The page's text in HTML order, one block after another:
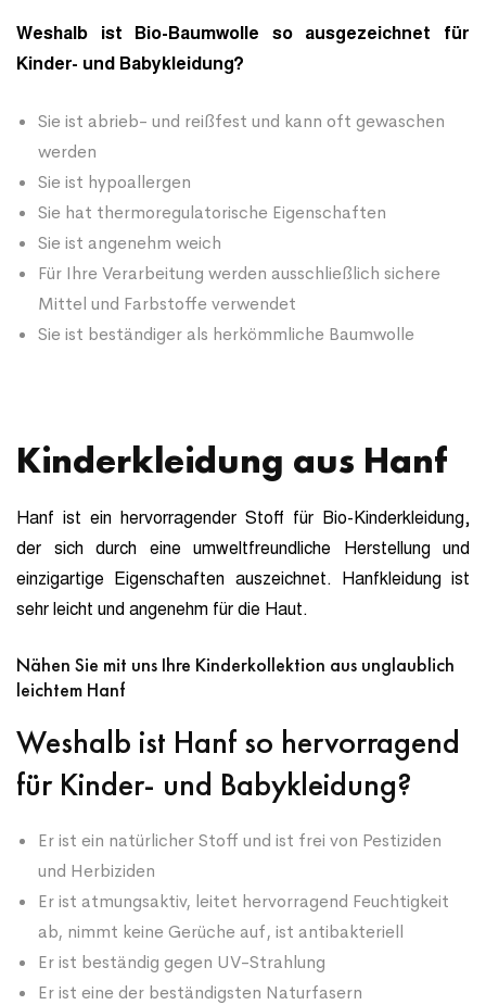
Weshalb ist Bio-Baumwolle so ausgezeichnet für
Kinder- und Babykleidung?
Sie ist abrieb- und reißfest und kann oft gewaschen
werden
Sie ist hypoallergen
Sie hat thermoregulatorische Eigenschaften
Sie ist angenehm weich
Für Ihre Verarbeitung werden ausschließlich sichere
Mittel und Farbstoffe verwendet
Sie ist beständiger als herkömmliche Baumwolle
Kinderkleidung aus Hanf
Hanf ist ein hervorragender Stoff für Bio-Kinderkleidung,
der sich durch eine umweltfreundliche Herstellung und
einzigartige Eigenschaften auszeichnet. Hanfkleidung ist
sehr leicht und angenehm für die Haut.
Nähen Sie mit uns Ihre Kinderkollektion aus unglaublich
leichtem Hanf
Weshalb ist Hanf so hervorragend
für Kinder- und Babykleidung?
Er ist ein natürlicher Stoff und ist frei von Pestiziden
und Herbiziden
Er ist atmungsaktiv, leitet hervorragend Feuchtigkeit
ab, nimmt keine Gerüche auf, ist antibakteriell
Er ist beständig gegen UV-Strahlung
Er ist eine der beständigsten Naturfasern